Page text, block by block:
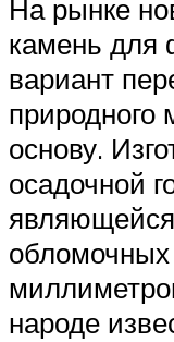
На рынке
камень для
вариант
природного
основу.
осадочной
народе